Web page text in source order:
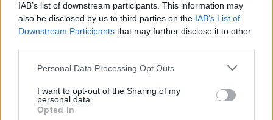
IAB’s list of downstream participants. This information may
also be disclosed by us to third parties on the IAB’s List of
Downstream Participants that may further disclose it to other
Please note that this website/app uses one or more Google
not limited to your visit or usage behaviour. You may click to
grant or deny consent to Google and its third-party tags to
use your data for below specified purposes in below Google
Personal Data Processing Opt Outs
I want to opt-out of the Sharing of my
personal data.
Opted In
Notizie in tempo reale?
Entra nel canale telegram di
GalluraOggi.it